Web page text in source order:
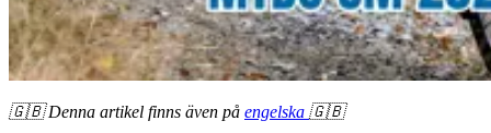
🇬🇧 Denna artikel finns även på engelska 🇬🇧